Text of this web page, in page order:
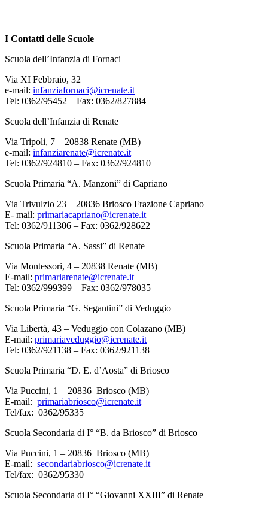
I Contatti delle Scuole
Scuola dell’Infanzia di Fornaci
Via XI Febbraio, 32
e-mail: infanziafornaci@icrenate.it
Tel: 0362/95452 – Fax: 0362/827884
Scuola dell’Infanzia di Renate
Via Tripoli, 7 – 20838 Renate (MB)
e-mail: infanziarenate@icrenate.it
Tel: 0362/924810 – Fax: 0362/924810
Scuola Primaria “A. Manzoni” di Capriano
Via Trivulzio 23 – 20836 Briosco Frazione Capriano
E- mail: primariacapriano@icrenate.it
Tel: 0362/911306 – Fax: 0362/928622
Scuola Primaria “A. Sassi” di Renate
Via Montessori, 4 – 20838 Renate (MB)
E-mail: primariarenate@icrenate.it
Tel: 0362/999399 – Fax: 0362/978035
Scuola Primaria “G. Segantini” di Veduggio
Via Libertà, 43 – Veduggio con Colazano (MB)
E-mail: primariaveduggio@icrenate.it
Tel: 0362/921138 – Fax: 0362/921138
Scuola Primaria “D. E. d’Aosta” di Briosco
Via Puccini, 1 – 20836 Briosco (MB)
E-mail: primariabriosco@icrenate.it
Tel/fax: 0362/95335
Scuola Secondaria di I° “B. da Briosco” di Briosco
Via Puccini, 1 – 20836 Briosco (MB)
E-mail: secondariabriosco@icrenate.it
Tel/fax: 0362/95330
Scuola Secondaria di I° “Giovanni XXIII” di Renate